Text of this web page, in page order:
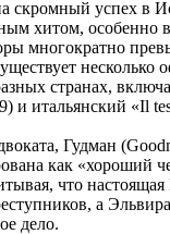
скромный успех в
хитом, особенно в
многократно
несколько
странах,
и итальянский «Il
Гудман
как «хороший
что
а
дело.